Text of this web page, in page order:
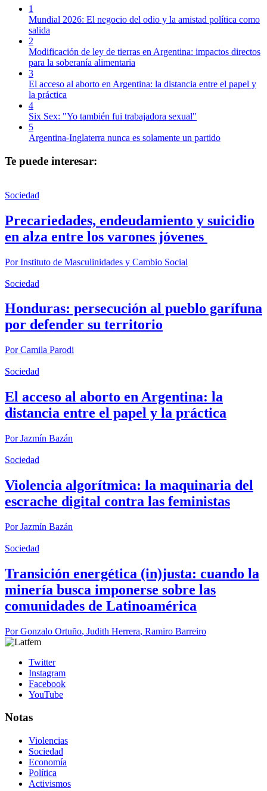
1
Mundial 2026: El negocio del odio y la amistad política como
salida
2
Modificación de ley de tierras en Argentina: impactos directos
para la soberanía alimentaria
3
El acceso al aborto en Argentina: la distancia entre el papel y
la práctica
4
Six Sex: "Yo también fui trabajadora sexual"
5
Argentina-Inglaterra nunca es solamente un partido
Te puede interesar:
Sociedad
Precariedades, endeudamiento y suicidio
en alza entre los varones jóvenes
PorInstituto de Masculinidades y Cambio Social
Sociedad
Honduras: persecución al pueblo garífuna
por defender su territorio
PorCamila Parodi
Sociedad
El acceso al aborto en Argentina: la
distancia entre el papel y la práctica
PorJazmín Bazán
Sociedad
Violencia algorítmica: la maquinaria del
escrache digital contra las feministas
PorJazmín Bazán
Sociedad
Transición energética (in)justa: cuando la
minería busca imponerse sobre las
comunidades de Latinoamérica
PorGonzalo Ortuño, Judith Herrera, Ramiro Barreiro
Twitter
Instagram
Facebook
YouTube
Notas
Violencias
Sociedad
Economía
Política
Activismos